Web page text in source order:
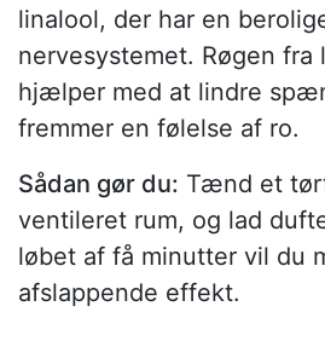
linalool, der har en
nervesystemet. Røgen
hjælper med at lindre
fremmer en følelse af ro.
Sådan gør du: Tænd et
ventileret rum, og lad
løbet af få minutter vil du
afslappende effekt.